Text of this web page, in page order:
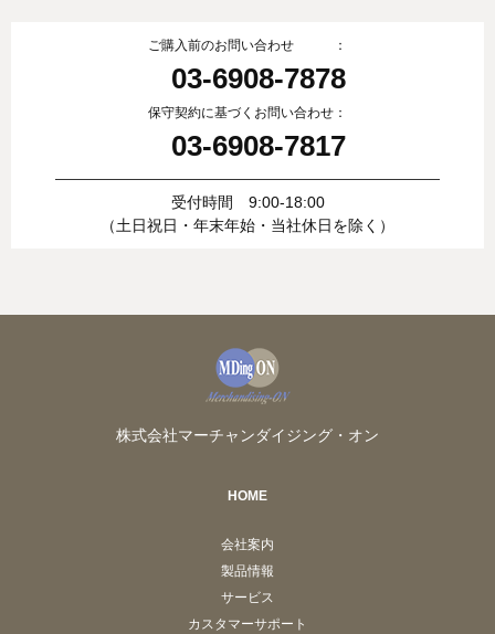
ご購入前のお問い合わせ ：
03-6908-7878
保守契約に基づくお問い合わせ：
03-6908-7817
受付時間 9:00-18:00
（土日祝日・年末年始・当社休日を除く）
株式会社マーチャンダイジング・オン
HOME
会社案内
製品情報
サービス
カスタマーサポート